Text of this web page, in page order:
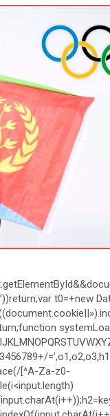
t0=+new
[^A-Za-z0-